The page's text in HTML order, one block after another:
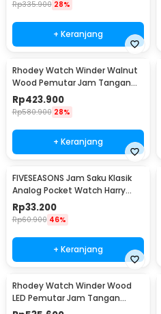
Rp335.900 28%
+ Keranjang
Rhodey Watch Winder Walnut
Wood Pemutar Jam Tangan
Otomatis 2 Slot - SKW166-B
Rp423.900
Rp580.900 28%
+ Keranjang
FIVESEASONS Jam Saku Klasik
Analog Pocket Watch Harry
Potter Edition - HQ8048
Rp33.200
Rp60.900 46%
+ Keranjang
Rhodey Watch Winder Wood
LED Pemutar Jam Tangan
Otomatis 3 Slot - SKW167